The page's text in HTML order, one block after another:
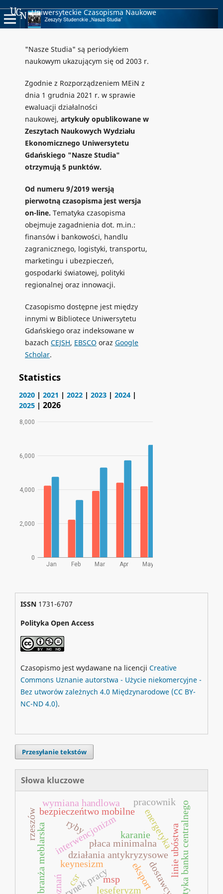
Uniwersyteckie Czasopisma Naukowe
"Nasze Studia" są periodykiem
naukowym ukazującym się od 2003 r.
Zgodnie z Rozporządzeniem MEiN z
dnia 1 grudnia 2021 r. w sprawie
ewaluacji działalności
naukowej, artykuły opublikowane w
Zeszytach Naukowych Wydziału
Ekonomicznego Uniwersytetu
Gdańskiego "Nasze Studia"
otrzymują 5 punktów.
Od numeru 9/2019 wersją
pierwotną czasopisma jest wersja
on-line. Tematyka czasopisma
obejmuje zagadnienia dot. m.in.:
finansów i bankowości, handlu
zagranicznego, logistyki, transportu,
marketingu i ubezpieczeń,
gospodarki światowej, polityki
regionalnej oraz innowacji.
Czasopismo dostępne jest między
innymi w Bibliotece Uniwersytetu
Gdańskiego oraz indeksowane w
bazach CEJSH, EBSCO oraz Google
Scholar.
ISSN1731-6707
Polityka Open Access
Czasopismo jest wydawane na licencji Creative
Commons Uznanie autorstwa - Użycie niekomercyjne -
Bez utworów zależnych 4.0 Międzynarodowe (CC BY-
NC-ND 4.0).
Przesyłanie tekstów
Słowa kluczowe
rynek pracy
działania antykryzysowe
msp
płaca minimalna linie ubóstwa
leseferyzm
interwencjonizm
keynesizm polityka banku centralnego
energetyka
bezpieczeńtwo mobilne
eksport
wymiana handlowa
branża meblarska ryby karanie
rzeszów
csr
pracownik
dostawcy